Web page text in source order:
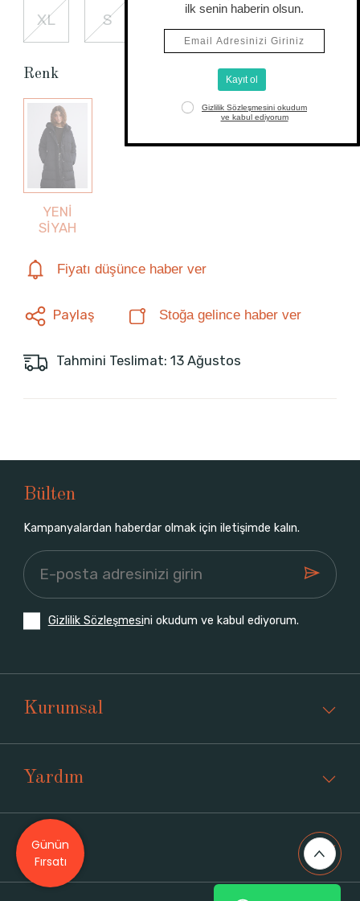
XL S
Renk
YENİ
SİYAH
Fiyatı düşünce haber ver
Paylaş Stoğa gelince haber ver
Tahmini Teslimat: 13 Ağustos
Bülten
Kampanyalardan haberdar olmak için iletişimde kalın.
Gizlilik Sözleşmesini okudum ve kabul ediyorum.
Kurumsal
Yardım
Üyelik
Günün
Fırsatı